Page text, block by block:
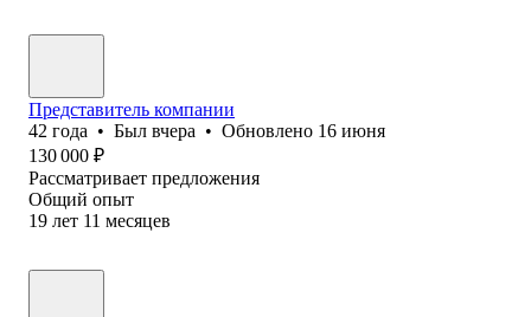
Представитель компании
42 года • Был вчера • Обновлено 16 июня
130 000 ₽
Рассматривает предложения
Общий опыт
19 лет 11 месяцев